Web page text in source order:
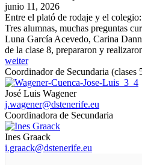
junio 11, 2026
Entre el plató de rodaje y el
Tres alumnas, muchas preguntas
Luna García Acevedo, Carina
de la clase 8, prepararon y
weiter
Coordinador de Secundaria (clases
José Luis Wagener
j.wagener@dstenerife.eu
Coordinadora de Secundaria
Ines Graack
i.graack@dstenerife.eu